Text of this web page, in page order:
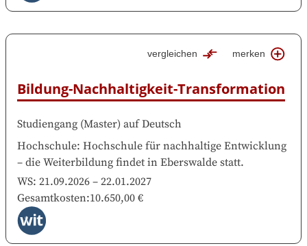
Bildung-Nachhaltigkeit-Transformation
vergleichen merken
Studiengang (Master) auf Deutsch
Hochschule: Hochschule für nachhaltige Entwicklung
– die Weiterbildung findet in Eberswalde statt.
WS: 21.09.2026 – 22.01.2027
Gesamtkosten:10.650,00 €